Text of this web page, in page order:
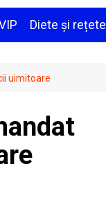
Diete și rețete
uimitoare